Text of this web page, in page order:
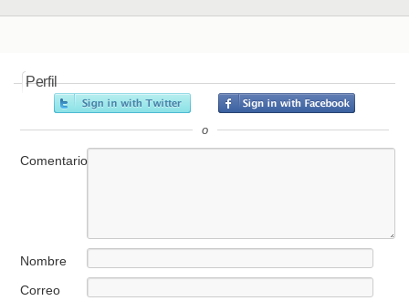
Perfil
o
Comentario
Nombre
Correo